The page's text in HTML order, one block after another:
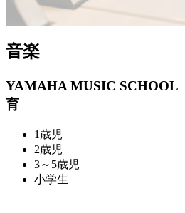
音楽
YAMAHA MUSIC SCHOOL
育
1歳児
2歳児
3～5歳児
小学生